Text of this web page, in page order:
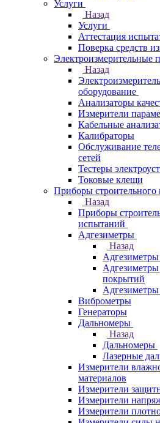
Услуги
Назад
Услуги
Аттестация
Поверка средств
Электроизмерительные
Назад
оборудование
Анализаторы
Измерители
Кабельные
Калибраторы
Обслуживание
сетей
Тестеры
Токовые клещи
Приборы строительного
Назад
Приборы
испытаний
Адгезиметры
Назад
Адгезиметры
покрытий
Виброметры
Генераторы
Дальномеры
Назад
Дальномеры
Лазерные
Измерители
материалов
Измерители
Измерители
Измерители